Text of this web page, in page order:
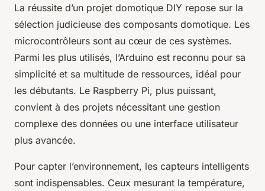
La réussite d’un projet domotique DIY repose sur la
sélection judicieuse des composants domotique. Les
microcontrôleurs sont au cœur de ces systèmes.
Parmi les plus utilisés, l’Arduino est reconnu pour sa
simplicité et sa multitude de ressources, idéal pour
les débutants. Le Raspberry Pi, plus puissant,
convient à des projets nécessitant une gestion
complexe des données ou une interface utilisateur
plus avancée.
Pour capter l’environnement, les capteurs intelligents
sont indispensables. Ceux mesurant la température,